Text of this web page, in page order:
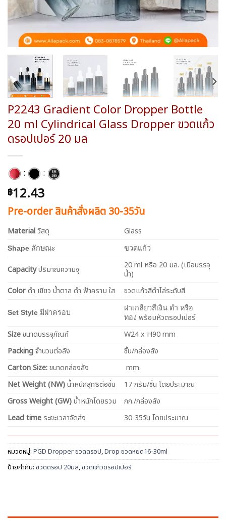
P2243 Gradient Color Dropper Bottle
20 ml Cylindrical Glass Dropper ขวดแก้ว
ดรอปเปอร์ 20 มล
: :
฿12.43
Pre-order สินค้าสั่งผลิต 30-35วัน
Material วัสดุ Glass
Shape ลักษณะ ขวดแก้ว
Capacityปริมาณความจุ
20 ml หรือ 20 มล. (เมือบรรจุ
น้ำ)
Colorดำ เขียว น้ำตาล ดำ ฟ้าคราม ใส ขวดแก้วสีดำไล่ระดับสี
Set Style มีฝาครอบ
ฝาเกลียวสีเงิน ดำ หรือ
ทอง พร้อมหัวดรอปเปอร์
Sizeขนาดบรรจุภัณฑ์
W24 x H90 mm
Packingจำนวนต่อลัง
ชิ้น/กล่องลัง
Carton Size:ขนาดกล่องลัง
mm.
NetWeight (NW)น้ำหนักสุทธิต่อชิ้น
17 กรัม/ชิ้น โดยประมาณ
Gross Weight (GW)น้ำหนักโดยรวม
กก./กล่องลัง
Lead time ระยะเวลาจัดส่ง 30-35วัน โดยประมาณ
หมวดหมู่: PGD Dropper ขวดดรอป,Drop ขวดหยด16-30ml
ป้ายกำกับ: ขวดดรอป 20มล,ขวดแก้วดรอปเปอร์